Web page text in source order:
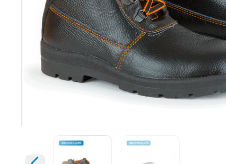
Предыдущий слайд
Открыть изображение
Увеличить изображение